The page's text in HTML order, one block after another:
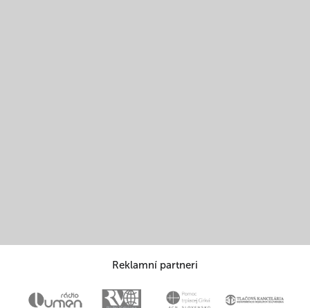
Reklamní partneri